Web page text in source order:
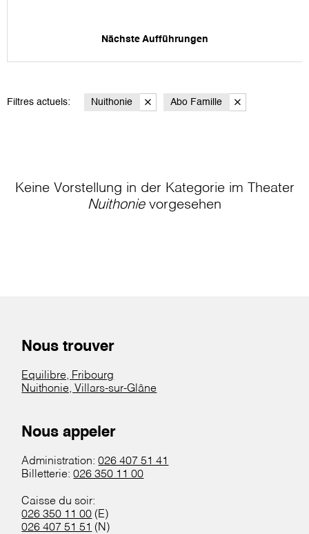
Nächste Aufführungen
Filtres actuels: Nuithonie Abo Famille
Keine Vorstellung in der Kategorie im Theater
Nuithonievorgesehen
Nous trouver
Equilibre, Fribourg
Nuithonie, Villars-sur-Glâne
Nous appeler
Administration:026 407 51 41
Billetterie:026 350 11 00
Caisse du soir:
026 350 11 00 (E)
026 407 51 51 (N)